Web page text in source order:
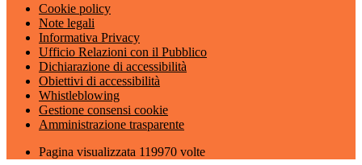
Cookie policy
Note legali
Informativa Privacy
Ufficio Relazioni con il Pubblico
Dichiarazione di accessibilità
Obiettivi di accessibilità
Whistleblowing
Gestione consensi cookie
Amministrazione trasparente
Pagina visualizzata 119970 volte